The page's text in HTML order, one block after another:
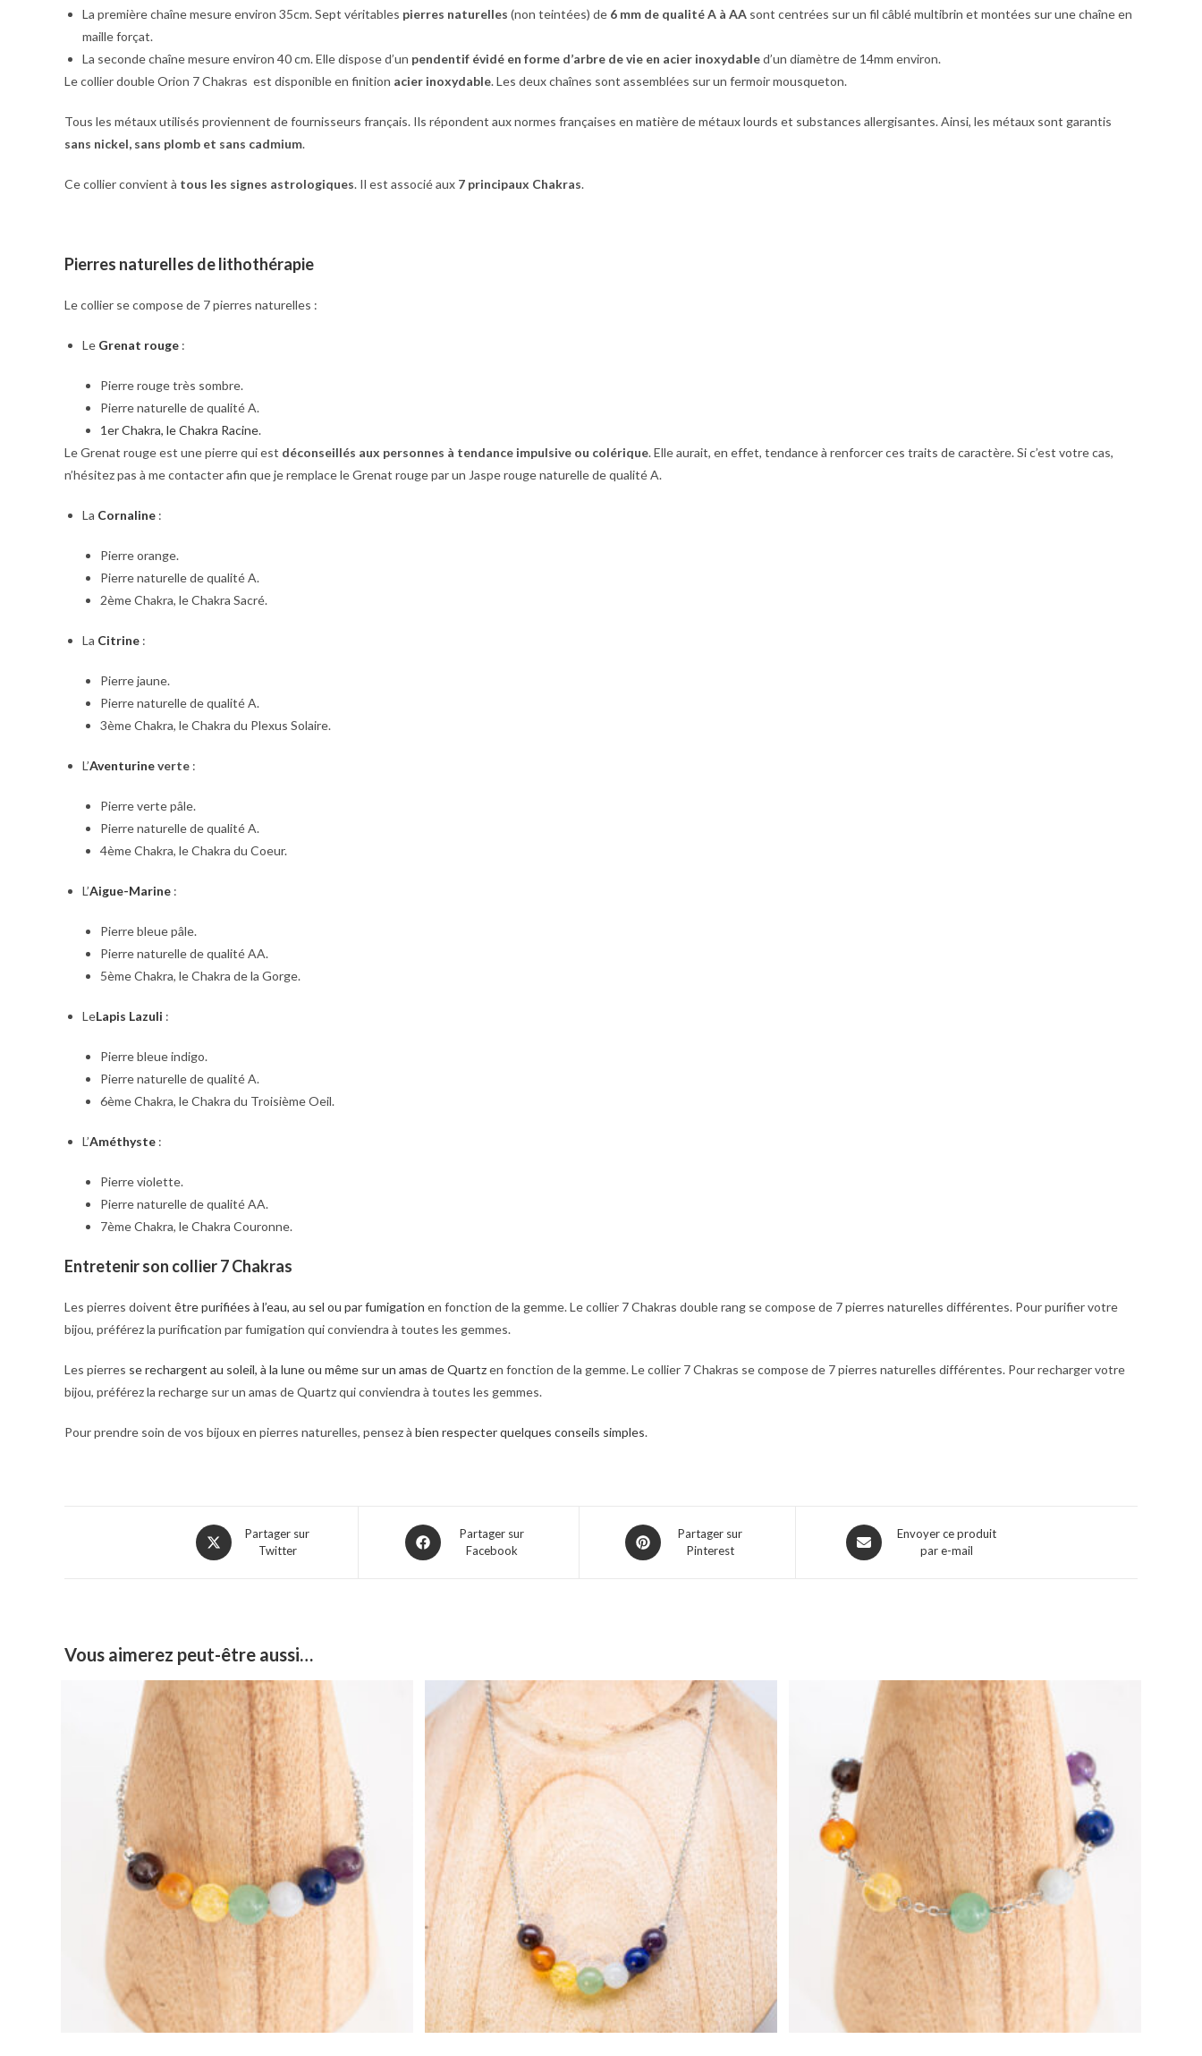
La première chaîne mesure environ 35cm. Sept véritables pierres naturelles (non teintées) de 6 mm de qualité A à AA sont centrées sur un fil câblé multibrin et montées sur une chaîne en
maille forçat.
La seconde chaîne mesure environ 40 cm. Elle dispose d’un pendentif évidé en forme d’arbre de vie en acier inoxydabled’un diamètre de 14mm environ.
Le collier double Orion 7 Chakras est disponible en finition acier inoxydable. Les deux chaînes sont assemblées sur un fermoir mousqueton.
Tous les métaux utilisés proviennent de fournisseurs français. Ils répondent aux normes françaises en matière de métaux lourds et substances allergisantes. Ainsi, les métaux sont garantis
sans nickel, sans plomb et sans cadmium.
Ce collier convient à tous les signes astrologiques. Il est associé aux 7 principaux Chakras.
Pierres naturelles de lithothérapie
Le collier se compose de 7 pierres naturelles :
Le Grenat rouge :
Pierre rouge très sombre.
Pierre naturelle de qualité A.
1er Chakra, le Chakra Racine.
Le Grenat rouge est une pierre qui est déconseillés aux personnes à tendance impulsive ou colérique. Elle aurait, en effet, tendance à renforcer ces traits de caractère. Si c’est votre cas,
n’hésitez pas à me contacter afin que je remplace le Grenat rouge par un Jaspe rouge naturelle de qualité A.
La Cornaline :
Pierre orange.
Pierre naturelle de qualité A.
2ème Chakra, le Chakra Sacré.
La Citrine :
Pierre jaune.
Pierre naturelle de qualité A.
3ème Chakra, le Chakra du Plexus Solaire.
L’Aventurineverte :
Pierre verte pâle.
Pierre naturelle de qualité A.
4ème Chakra, le Chakra du Coeur.
L’Aigue-Marine :
Pierre bleue pâle.
Pierre naturelle de qualité AA.
5ème Chakra, le Chakra de la Gorge.
LeLapis Lazuli :
Pierre bleue indigo.
Pierre naturelle de qualité A.
6ème Chakra, le Chakra du Troisième Oeil.
L’Améthyste :
Pierre violette.
Pierre naturelle de qualité AA.
7ème Chakra, le Chakra Couronne.
Entretenir son collier 7 Chakras
Les pierres doivent être purifiées à l’eau, au sel ou par fumigation en fonction de la gemme. Le collier 7 Chakras double rang se compose de 7 pierres naturelles différentes. Pour purifier votre
bijou, préférez la purification par fumigation qui conviendra à toutes les gemmes.
Les pierres se rechargent au soleil, à la lune ou même sur un amas de Quartzen fonction de la gemme. Le collier 7 Chakras se compose de 7 pierres naturelles différentes. Pour recharger votre
bijou, préférez la recharge sur un amas de Quartz qui conviendra à toutes les gemmes.
Pour prendre soin de vos bijoux en pierres naturelles, pensez à bien respecter quelques conseils simples.
Partager sur
Twitter
Partager sur
Facebook
Partager sur
Pinterest
Envoyer ce produit
par e-mail
Vous aimerez peut-être aussi…